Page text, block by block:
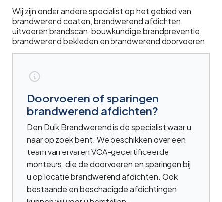
Wij zijn onder andere specialist op het gebied van
brandwerend coaten,brandwerend afdichten,
uitvoerenbrandscan,bouwkundige brandpreventie,
brandwerend bekleden enbrandwerend doorvoeren.
Doorvoeren of sparingen
brandwerend afdichten?
Den Dulk Brandwerend is de specialist waar u
naar op zoek bent. We beschikken over een
team van ervaren VCA-gecertificeerde
monteurs, die de doorvoeren en sparingen bij
u op locatie brandwerend afdichten. Ook
bestaande en beschadigde afdichtingen